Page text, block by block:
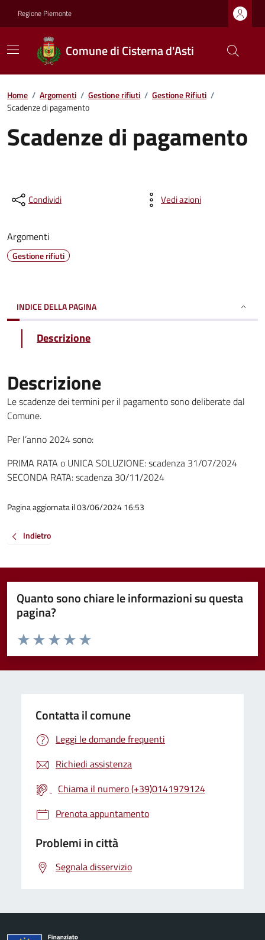
Regione Piemonte
Comune di Cisterna d'Asti
Home / Argomenti / Gestione rifiuti / Gestione Rifiuti /
Scadenze di pagamento
Scadenze di pagamento
Condividi Vedi azioni
Argomenti
Gestione rifiuti
INDICE DELLA PAGINA
Descrizione
Descrizione
Le scadenze dei termini per il pagamento sono deliberate dal
Comune.
Per l’anno 2024 sono:
PRIMA RATA o UNICA SOLUZIONE: scadenza 31/07/2024
SECONDA RATA: scadenza 30/11/2024
Pagina aggiornata il 03/06/2024 16:53
Indietro
Quanto sono chiare le informazioni su questa
pagina?
Valuta da 1 a 5 stelle la pagina
Valuta 5 stelle su 5
Valuta 4 stelle su 5
Valuta 3 stelle su 5
Valuta 2 stelle su 5
Valuta 1 stelle su 5
Contatta il comune
Leggi le domande frequenti
Richiedi assistenza
Chiama il numero (+39)0141979124
Prenota appuntamento
Problemi in città
Segnala disservizio